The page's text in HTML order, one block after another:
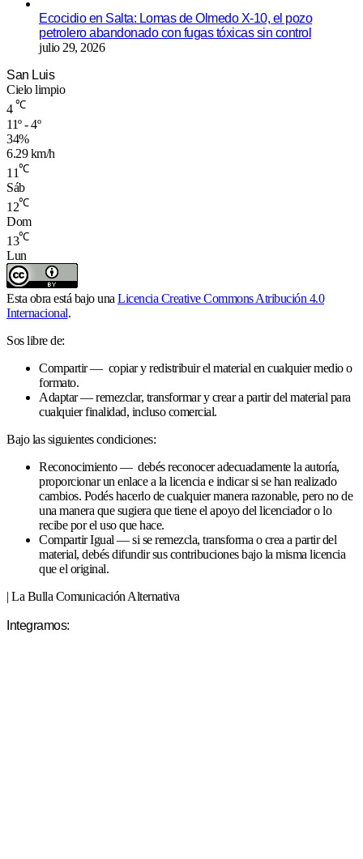
Ecocidio en Salta: Lomas de Olmedo X-10, el pozo
petrolero abandonado con fugas tóxicas sin control
julio 29, 2026
San Luis
Cielo limpio
4 ℃
11º - 4º
34%
6.29 km/h
11℃
Sáb
12℃
Dom
13℃
Lun
Esta obra está bajo unaLicencia Creative Commons Atribución 4.0
Internacional.
Sos libre de:
Compartir — copiar y redistribuir el material en cualquier medio o
formato.
Adaptar — remezclar, transformar y crear a partir del material para
cualquier finalidad, incluso comercial.
Bajo las siguientes condiciones:
Reconocimiento — debés reconocer adecuadamente la autoría,
proporcionar un enlace a la licencia e indicar si se han realizado
cambios. Podés hacerlo de cualquier manera razonable, pero no de
una manera que sugiera que tiene el apoyo del licenciador o lo
recibe por el uso que hace.
Compartir Igual — si se remezcla, transforma o crea a partir del
material, debés difundir sus contribuciones bajo la misma licencia
que el original.
| La Bulla Comunicación Alternativa
Integramos: